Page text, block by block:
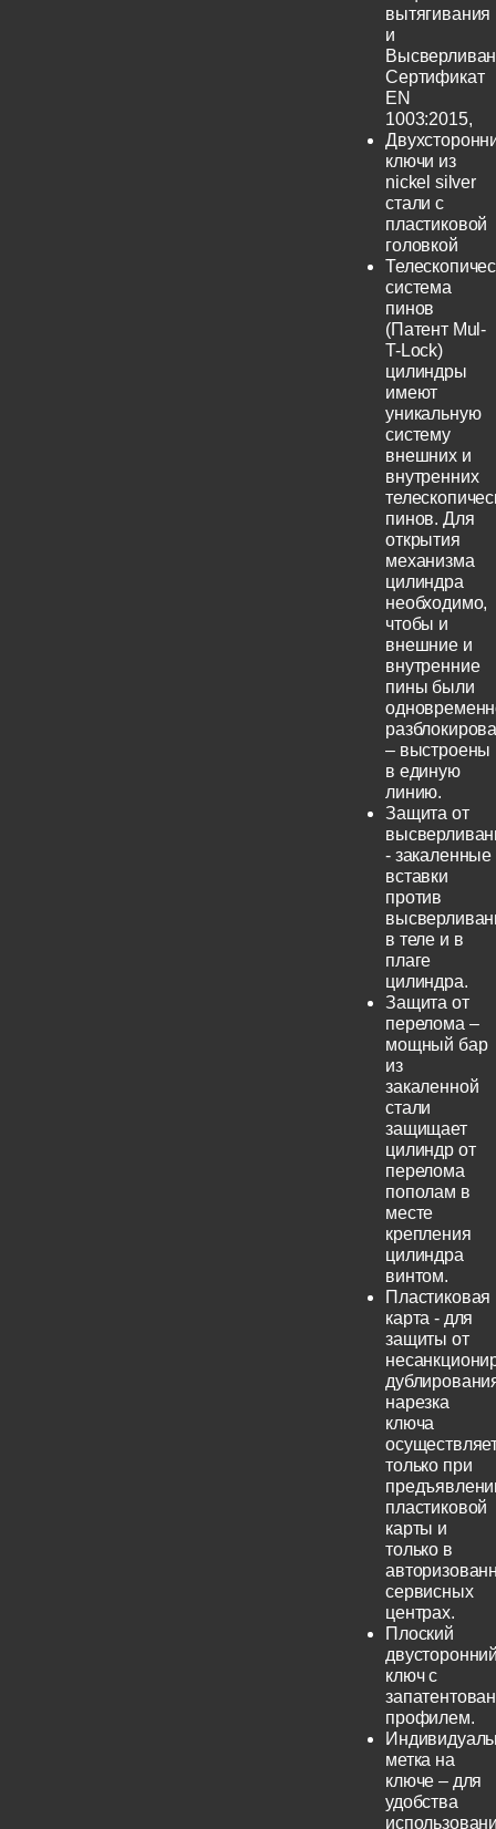
вытягивания
и
Сертификат
EN
1003:2015,
ключи из
nickel silver
стали с
пластиковой
головкой
система
пинов
(Патент Mul-
T-Lock)
цилиндры
имеют
уникальную
систему
внешних и
внутренних
пинов. Для
открытия
механизма
цилиндра
необходимо,
чтобы и
внешние и
внутренние
пины были
– выстроены
в единую
линию.
Защита от
- закаленные
вставки
против
в теле и в
плаге
цилиндра.
Защита от
перелома –
мощный бар
из
закаленной
стали
защищает
цилиндр от
перелома
пополам в
месте
крепления
цилиндра
винтом.
Пластиковая
карта - для
защиты от
нарезка
ключа
только при
пластиковой
карты и
только в
сервисных
центрах.
Плоский
ключ с
профилем.
метка на
ключе – для
удобства